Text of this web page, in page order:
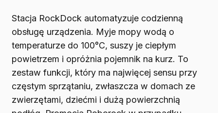
Stacja RockDock automatyzuje codzienną
obsługę urządzenia. Myje mopy wodą o
temperaturze do 100°C, suszy je ciepłym
powietrzem i opróżnia pojemnik na kurz. To
zestaw funkcji, który ma najwięcej sensu przy
częstym sprzątaniu, zwłaszcza w domach ze
zwierzętami, dziećmi i dużą powierzchnią